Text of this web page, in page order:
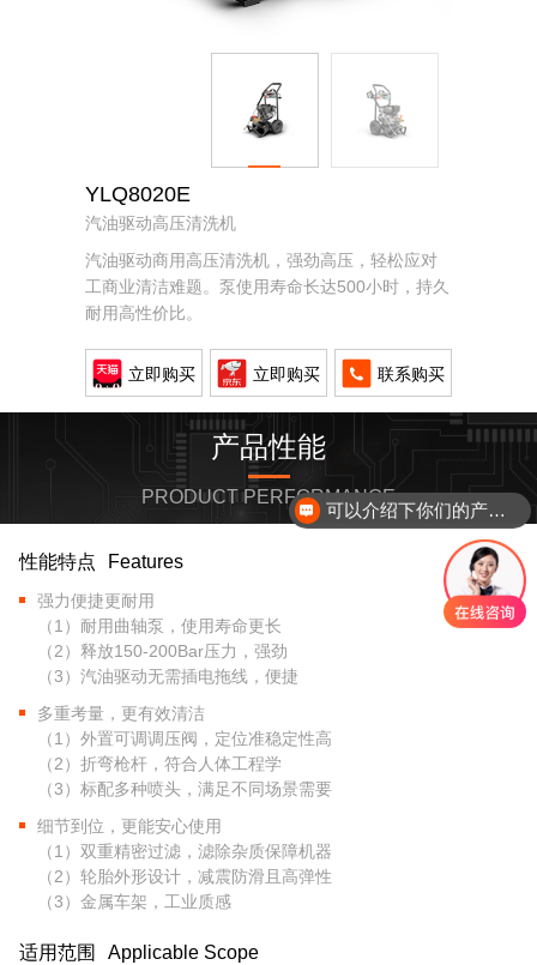
YLQ8020E
汽油驱动高压清洗机
汽油驱动商用高压清洗机，强劲高压，轻松应对
工商业清洁难题。泵使用寿命长达500小时，持久
耐用高性价比。
立即购买 立即购买 联系购买
产品性能
PRODUCT PERFORMANCE
性能特点 Features
强力便捷更耐用
（1）耐用曲轴泵，使用寿命更长
（2）释放150-200Bar压力，强劲
（3）汽油驱动无需插电拖线，便捷
多重考量，更有效清洁
（1）外置可调调压阀，定位准稳定性高
（2）折弯枪杆，符合人体工程学
（3）标配多种喷头，满足不同场景需要
细节到位，更能安心使用
（1）双重精密过滤，滤除杂质保障机器
（2）轮胎外形设计，减震防滑且高弹性
（3）金属车架，工业质感
适用范围 Applicable Scope
可以介绍下你们的产品么？